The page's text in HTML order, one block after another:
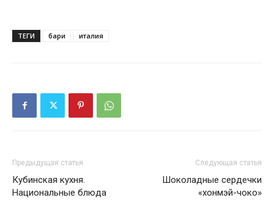
ТЕГИ бари италия
Предыдущая статья
Кубинская кухня.
Национальные блюда
Следующая статья
Шоколадные сердечки
«хонмэй-чоко»